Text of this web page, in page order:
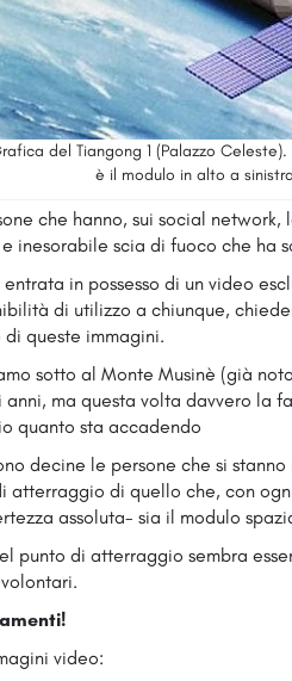
del Tiangong 1 (Palazzo
è il modulo in alto a sinistra
che hanno, sui social
inesorabile scia di fuoco che ha
in possesso di un video
di utilizzo a chiunque,
queste immagini.
sotto al Monte Musinè (già
ma questa volta davvero la
quanto sta accadendo
decine le persone che si
atterraggio di quello che, con
assoluta- sia il modulo
punto di atterraggio sembra
video: